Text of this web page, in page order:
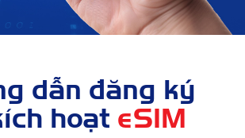
dẫn đăng ký
hoạt eSIM